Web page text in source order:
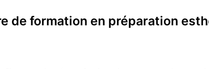
de formation en préparation